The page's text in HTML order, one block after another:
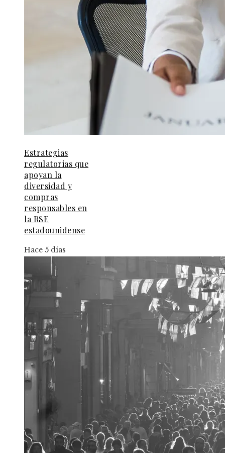
Estrategias
regulatorias que
apoyan la
diversidad y
compras
responsables en
la RSE
estadounidense
Hace 5 días